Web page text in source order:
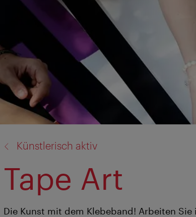
Künstlerisch aktiv
Tape Art
Die Kunst mit dem Klebeband! Arbeiten Sie